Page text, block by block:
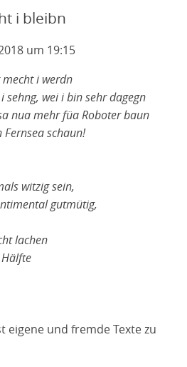
i bleibn
um 19:15
i werdn
sehng, wei i bin sehr dagegn
nua mehr füa Roboter baun
schaun!
witzig sein,
gutmütig,
lachen
eigene und fremde Texte zu